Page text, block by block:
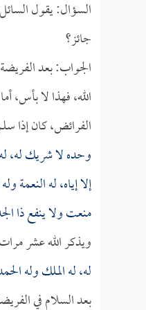
السؤال: يقول
جائز؟
الجواب: بعد
الله، فهذا لا بأس،
الفرائض، كان إذا
وحده لا شريك له،
إلا إياه، له النعمة
منعت ولا ينفع ذا
ويذكر الله عشر
له، له الملك وله
بعد السلام في